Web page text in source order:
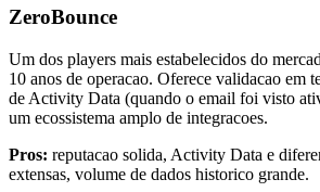
ZeroBounce
Um dos players mais estabelecidos do
10 anos de operacao. Oferece validacao em
de Activity Data (quando o email foi visto
um ecossistema amplo de integracoes.
Pros: reputacao solida, Activity Data e
extensas, volume de dados historico grande.